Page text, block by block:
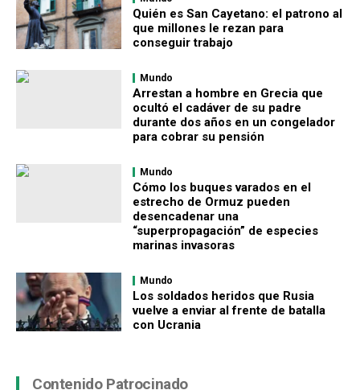
Quién es San Cayetano: el patrono al
que millones le rezan para
conseguir trabajo
Mundo
Arrestan a hombre en Grecia que
ocultó el cadáver de su padre
durante dos años en un congelador
para cobrar su pensión
Mundo
Cómo los buques varados en el
estrecho de Ormuz pueden
desencadenar una
“superpropagación” de especies
marinas invasoras
Mundo
Los soldados heridos que Rusia
vuelve a enviar al frente de batalla
con Ucrania
Contenido Patrocinado